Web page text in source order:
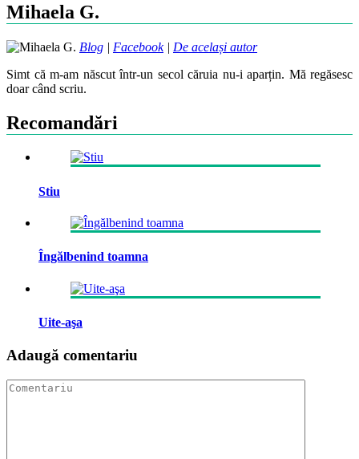
Mihaela G.
Blog | Facebook| De același autor
Simt că m-am născut într-un secol căruia nu-i aparțin. Mă regăsesc
doar când scriu.
Recomandări
Stiu
Îngălbenind toamna
Uite-aşa
Adaugă comentariu